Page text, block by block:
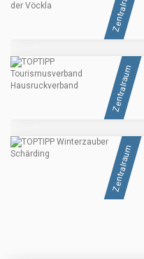
Zentralraum
Zentralraum